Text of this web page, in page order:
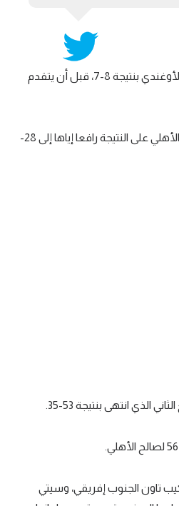
وبدأت المباراة بتفوق الفريق الأوغندي بنتيجة 8-7، قبل أن يتقدم
وفي نهاية الربع الأول هيمن الأهلي على النتيجة رافعا إياها إلى 28-
الذي انتهى بنتيجة 53-35.
تاون الجنوب إفريقي، وسيتي